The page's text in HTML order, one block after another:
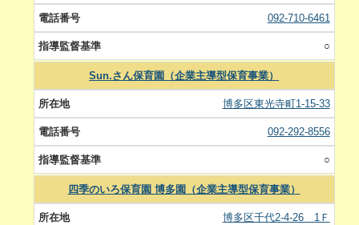
092-710-6461
○
Sun.さん保育園（企業主導型保育事業）
博多区東光寺町1-15-33
092-292-8556
○
四季のいろ保育園 博多園（企業主導型保育事業）
博多区千代2-4-26 1Ｆ